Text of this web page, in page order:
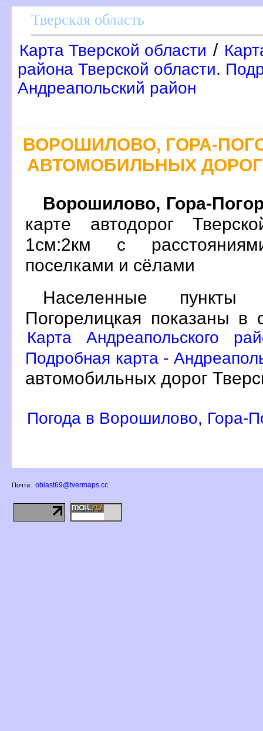
Тверская область
Карта Тверской области /
района Тверской области.
Андреапольский район
ВОРОШИЛОВО, ГОРА-
АВТОМОБИЛЬНЫХ
Ворошилово, Гора-
карте автодорог
1см:2км с
поселками и сёлами
Населенные пункты
Погорелицкая показаны в
Карта Андреапольского
Подробная карта -
автомобильных дорог
Погода в Ворошилово, Гора-
Почта: oblast69@tvermaps.cc